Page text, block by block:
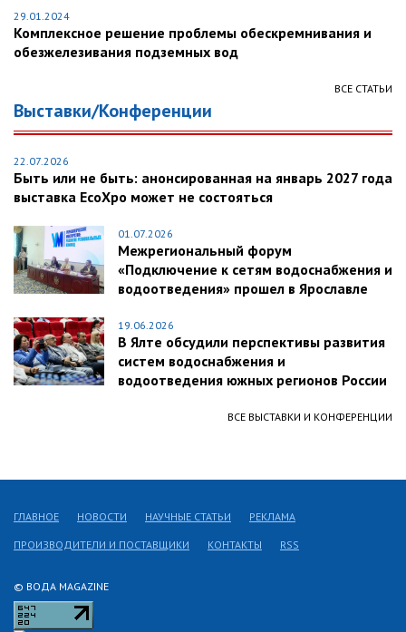
29.01.2024
Комплексное решение проблемы обескремнивания и
обезжелезивания подземных вод
ВСЕ СТАТЬИ
Выставки/Конференции
22.07.2026
Быть или не быть: анонсированная на январь 2027 года
выставка EcoXpo может не состояться
01.07.2026
Межрегиональный форум
«Подключение к сетям водоснабжения и
водоотведения» прошел в Ярославле
19.06.2026
В Ялте обсудили перспективы развития
систем водоснабжения и
водоотведения южных регионов России
ВСЕ ВЫСТАВКИ И КОНФЕРЕНЦИИ
© ВОДА MAGAZINE
ГЛАВНОЕ НОВОСТИ НАУЧНЫЕ СТАТЬИ РЕКЛАМА
ПРОИЗВОДИТЕЛИ И ПОСТАВЩИКИ КОНТАКТЫ RSS